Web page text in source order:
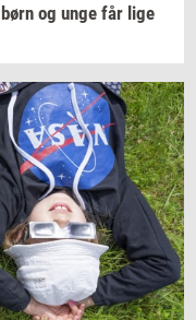
børn og unge får lige